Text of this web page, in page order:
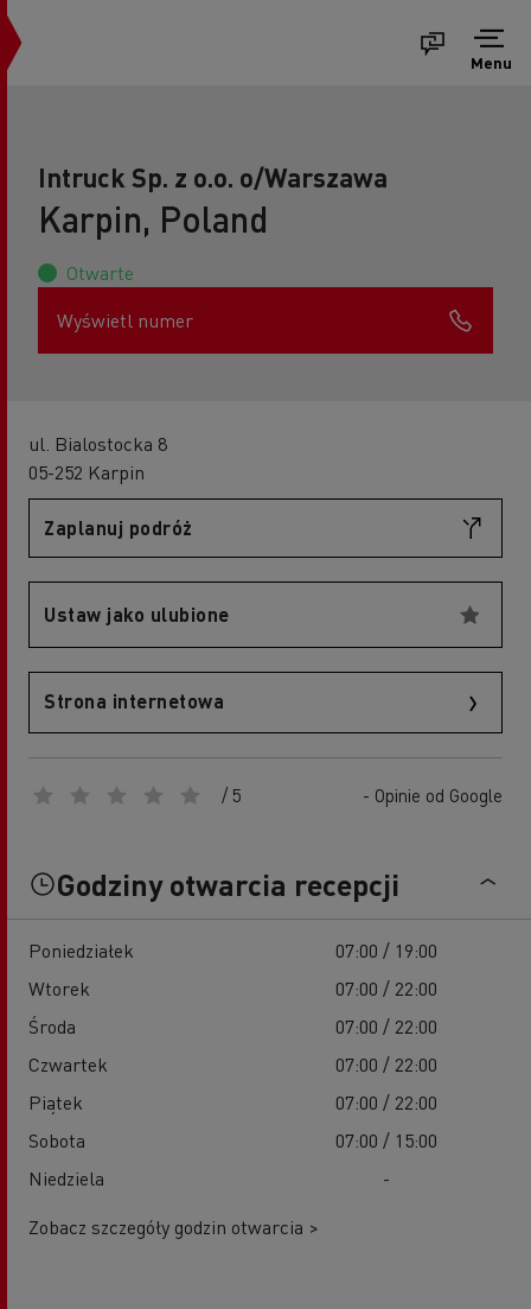
Menu
Intruck Sp. z o.o. o/Warszawa
Karpin, Poland
Otwarte
Wyświetl numer
ul. Bialostocka 8
05-252 Karpin
Zaplanuj podróż
Ustaw jako ulubione
Strona internetowa
/ 5 - Opinie od Google
Godziny otwarcia recepcji
Poniedziałek
07:00 / 19:00
Wtorek
07:00 / 22:00
Środa
07:00 / 22:00
Czwartek
07:00 / 22:00
Piątek
07:00 / 22:00
Sobota
07:00 / 15:00
Niedziela
-
Zobacz szczegóły godzin otwarcia >